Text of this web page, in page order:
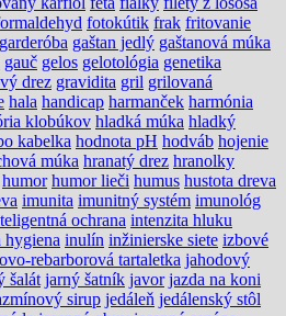
fotokútik frak fritovanie
garderóba gaštan jedlý gaštanová múka
gauč gelos gelotológia genetika
drez gravidita gril grilovaná
hala handicap harmanček harmónia
klobúkov hladká múka hladký
kabelka hodnota pH hodváb hojenie
múka hranatý drez hranolky
humor humor lieči humus hustota dreva
imunita imunitný systém imunológ
ochrana intenzita hluku
hygiena inulín inžinierske siete izbové
rebarborová tartaletka jahodový
šalát jarný šatník javor jazda na koni
sirup jedáleň jedálenský stôl